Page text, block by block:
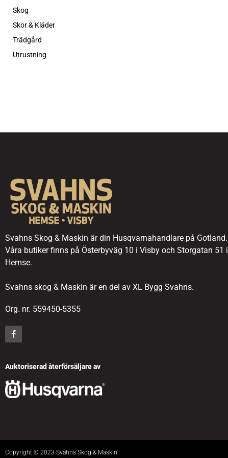
Skog
Skor & Kläder
Trädgård
Utrustning
Svahns Skog & Maskin är din Husqvarnahandlare på Gotland.
Våra butiker finns på Österbyväg 10 i Visby och Storgatan 51 i
Hemse.
Svahns skog & Maskin är en del av XL Bygg Svahns.
Org. nr. 559450-5355
Auktoriserad återförsäljare av
Copyright © 2023 Svahns Skog & Maskin